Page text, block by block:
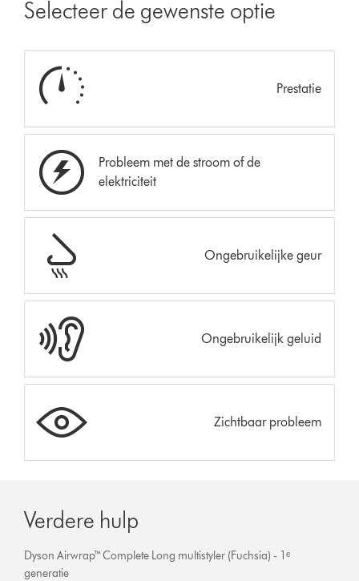
Selecteer de gewenste optie
Prestatie
Probleem met de stroom of de
elektriciteit
Ongebruikelijke geur
Ongebruikelijk geluid
Zichtbaar probleem
Verdere hulp
Dyson Airwrap™ Complete Long multistyler (Fuchsia) - 1ᵉ
generatie